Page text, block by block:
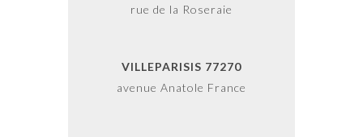
rue de la Roseraie
VILLEPARISIS 77270
avenue Anatole France